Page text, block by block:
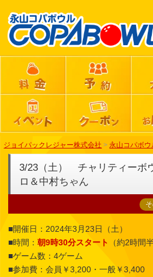
ジョイパックレジャー株式会社 > 永山コパボウ
3/23（土） チャリティーボ
ロ＆中村ちゃん
■開催日：2024年3月23日（土）
■時間： 朝9時30分スタート
（約2時間半
■ゲーム数：4ゲーム
■参加費：会員￥3,200・一般￥3,400